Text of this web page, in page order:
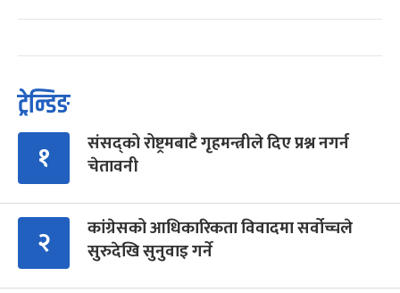
ट्रेन्डिङ
१
संसद्को रोष्ट्रमबाटै गृहमन्त्रीले दिए प्रश्न नगर्न
चेतावनी
२
कांग्रेसको आधिकारिकता विवादमा सर्वोच्चले
सुरुदेखि सुनुवाइ गर्ने